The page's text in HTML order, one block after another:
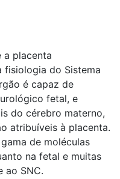
a placenta
fisiologia do Sistema
é capaz de
fetal, e
do cérebro materno,
atribuíveis à placenta.
de moléculas
na fetal e muitas
ao SNC.